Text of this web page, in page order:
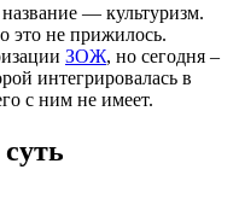
— культуризм.
это не прижилось.
ЗОЖ, но сегодня –
интегрировалась в
с ним не имеет.